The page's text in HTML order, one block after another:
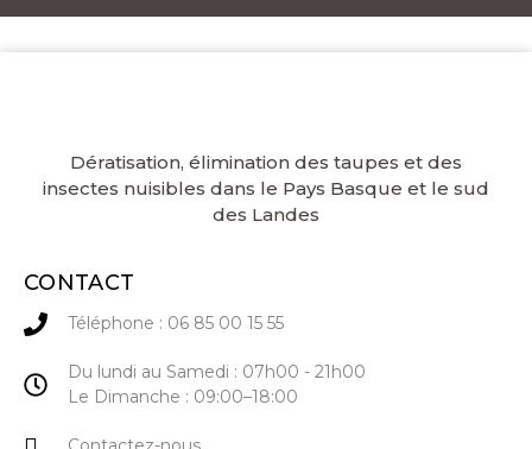
Dératisation, élimination des taupes et des
insectes nuisibles dans le Pays Basque et le sud
des Landes
CONTACT
Téléphone : 06 85 00 15 55
Du lundi au Samedi : 07h00 - 21h00
Le Dimanche : 09:00–18:00